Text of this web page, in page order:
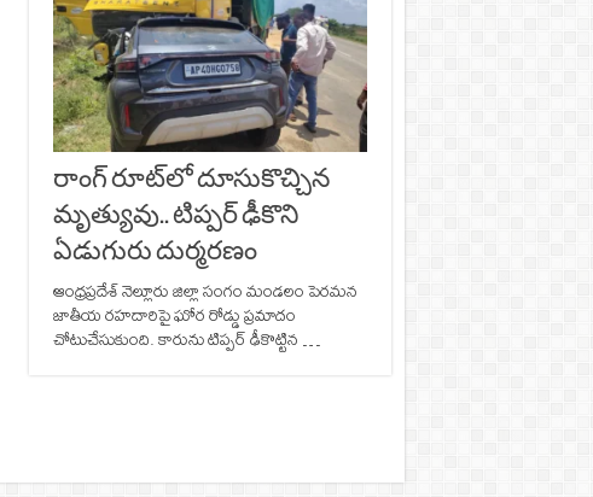
రాంగ్ రూట్‌లో దూసుకొచ్చిన
మృత్యువు.. టిప్పర్ ఢీకొని
ఏడుగురు దుర్మరణం
ఆంధ్రప్రదేశ్ నెల్లూరు జిల్లా సంగం మండలం పెరమన
జాతీయ రహదారిపై ఘోర రోడ్డు ప్రమాదం
చోటుచేసుకుంది. కారును టిప్పర్‌ ఢీకొట్టిన …